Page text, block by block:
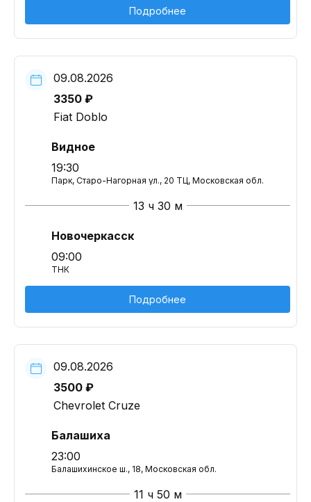
Подробнее
09.08.2026
3350 ₽
Fiat Doblo
Видное
19:30
Парк, Старо-Нагорная ул., 20 ТЦ, Московская обл.
13 ч 30 м
Новочеркасск
09:00
ТНК
Подробнее
09.08.2026
3500 ₽
Chevrolet Cruze
Балашиха
23:00
Балашихинское ш., 18, Московская обл.
11 ч 50 м